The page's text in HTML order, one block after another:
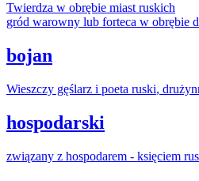
Twierdza w obrębie miast ruskich
gród warowny lub forteca w obrębie
bojan
Wieszczy gęślarz i poeta ruski,
hospodarski
związany z hospodarem - księciem